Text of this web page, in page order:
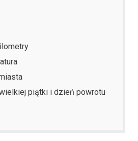
piątki i dzień powrotu